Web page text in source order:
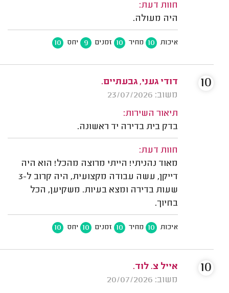
חוות דעת:
היה מעולה.
איכות 10 מחיר 10 זמנים 9 יחס 10
דודי געני, גבעתיים.
משוב: 23/07/2026
תיאור השירות:
בדק בית בדירה יד ראשונה.
חוות דעת:
מאוד נהניתי! הייתי מרוצה מהכל! הוא היה
דייקן, עשה עבודה מקצועית, היה קרוב ל-3
שעות בדירה ומצא בעיות. משקיען, הכל
בחיוך.
איכות 10 מחיר 10 זמנים 10 יחס 10
10
אייל צ. לוד.
משוב: 20/07/2026
10